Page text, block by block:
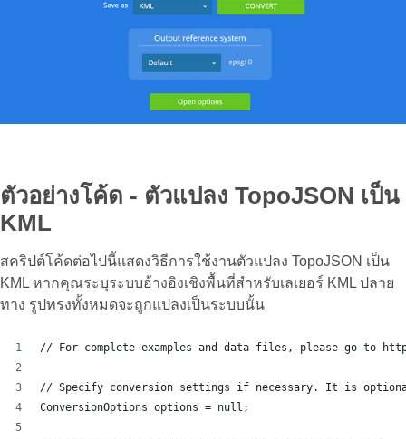
ตัวอย่างโค้ด - ตัวแปลง TopoJSON เป็น
KML
สคริปต์โค้ดต่อไปนี้แสดงวิธีการใช้งานตัวแปลง TopoJSON เป็น
KML หากคุณระบุระบบอ้างอิงเชิงพื้นที่สำหรับเลเยอร์ KML ปลาย
ทาง รูปทรงทั้งหมดจะถูกแปลงเป็นระบบนั้น
// For complete examples and data files, please go to
// Specify conversion settings if necessary. It is
ConversionOptions options = null;